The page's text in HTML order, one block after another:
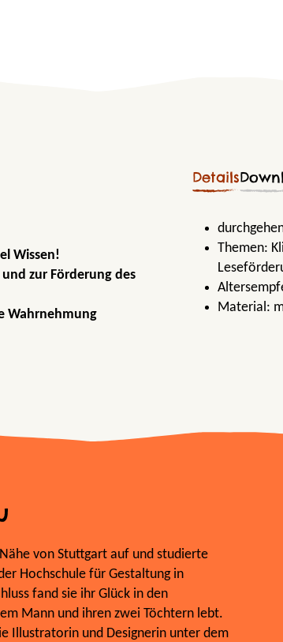
Wissen!
zur Förderung des
Wahrnehmung
Details
Themen:
Material:
von Stuttgart auf und studierte
Hochschule für Gestaltung in
fand sie ihr Glück in den
Mann und ihren zwei Töchtern lebt.
Illustratorin und Designerin unter dem